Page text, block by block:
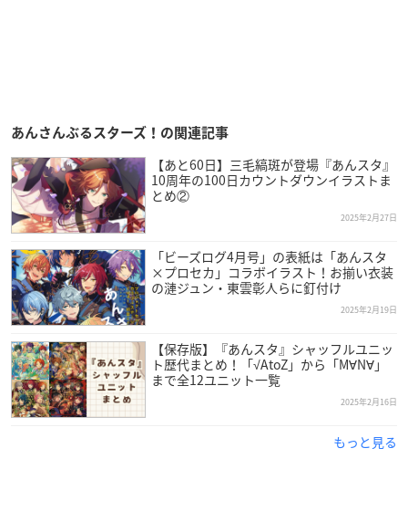
あんさんぶるスターズ！の関連記事
【あと60日】三毛縞斑が登場『あんスタ』
10周年の100日カウントダウンイラストま
とめ②
2025年2月27日
「ビーズログ4月号」の表紙は「あんスタ
×プロセカ」コラボイラスト！お揃い衣装
の漣ジュン・東雲彰人らに釘付け
2025年2月19日
【保存版】『あんスタ』シャッフルユニッ
ト歴代まとめ！「√AtoZ」から「M∀N∀」
まで全12ユニット一覧
2025年2月16日
もっと見る